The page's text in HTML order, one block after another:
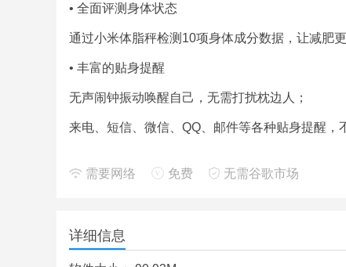
• 全面评测身体状态
通过小米体脂秤检测10项身体成分数据，让减肥
• 丰富的贴身提醒
无声闹钟振动唤醒自己，无需打扰枕边人；
来电、短信、微信、QQ、邮件等各种贴身提醒，
报名线上活动随时随地大家一起动；
需要网络 免费 无需谷歌市场
详细信息